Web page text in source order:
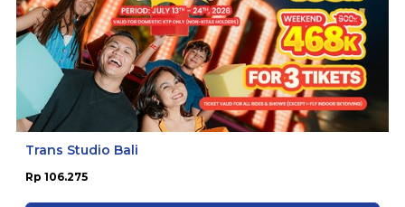
Trans Studio Bali
Rp 106.275